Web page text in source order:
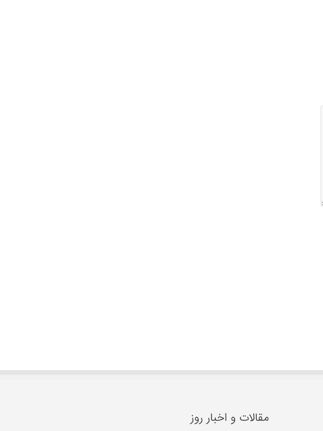
مقالات و اخبار روز